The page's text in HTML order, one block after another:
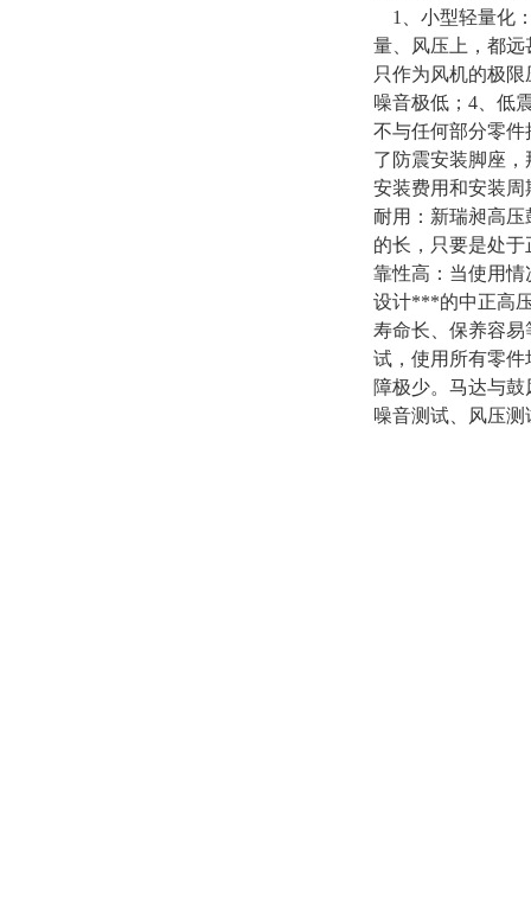
1、小型轻量化
量、风压上，都远
只作为风机的极
噪音极低；4、低
不与任何部分零
了防震安装脚座
安装费用和安装
耐用：新瑞昶高
的长，只要是处
靠性高：当使用
设计***的中正高
寿命长、保养容
试，使用所有零
障极少。马达与
噪音测试、风压